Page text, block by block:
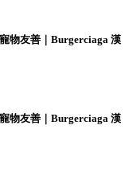
物友善｜Burgerciaga 漢
物友善｜Burgerciaga 漢